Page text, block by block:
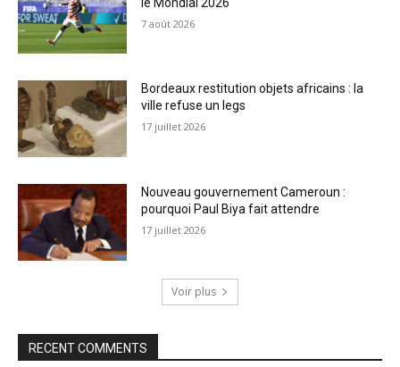
7 août 2026
Bordeaux restitution objets africains : la
ville refuse un legs
17 juillet 2026
Nouveau gouvernement Cameroun :
pourquoi Paul Biya fait attendre
17 juillet 2026
Voir plus
RECENT COMMENTS